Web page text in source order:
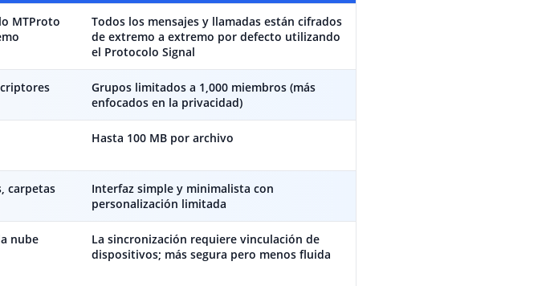
MTProto
Todos los mensajes y llamadas están cifrados
de extremo a extremo por defecto utilizando
el Protocolo Signal
Grupos limitados a 1,000 miembros (más
enfocados en la privacidad)
Hasta 100 MB por archivo
carpetas
Interfaz simple y minimalista con
personalización limitada
nube
La sincronización requiere vinculación de
dispositivos; más segura pero menos fluida